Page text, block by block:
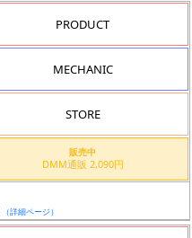
PRODUCT
MECHANIC
STORE
販売中
DMM通販 2,090円
（詳細ページ）